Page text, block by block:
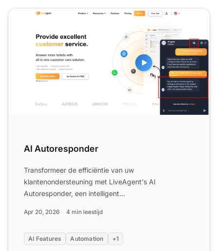
AI Autoresponder
AI Autoresponder
Transformeer de efficiëntie van uw
klantenondersteuning met LiveAgent's AI
Autoresponder, een intelligent
gepersonaliseer...
Apr 20, 2026 4 min leestijd
AI Features Automation +1